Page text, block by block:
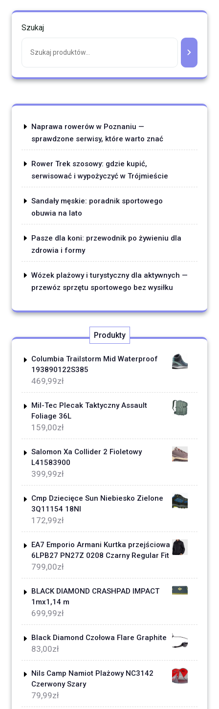
Szukaj
Naprawa rowerów w Poznaniu —
sprawdzone serwisy, które warto znać
Rower Trek szosowy: gdzie kupić,
serwisować i wypożyczyć w Trójmieście
Sandały męskie: poradnik sportowego
obuwia na lato
Pasze dla koni: przewodnik po żywieniu dla
zdrowia i formy
Wózek plażowy i turystyczny dla aktywnych —
przewóz sprzętu sportowego bez wysiłku
Produkty
Columbia Trailstorm Mid Waterproof
193890122S385
469,99zł
Mil-Tec Plecak Taktyczny Assault
Foliage 36L
159,00zł
Salomon Xa Collider 2 Fioletowy
L41583900
399,99zł
Cmp Dziecięce Sun Niebiesko Zielone
3Q11154 18Nl
172,99zł
EA7 Emporio Armani Kurtka przejściowa
6LPB27 PN27Z 0208 Czarny Regular Fit
799,00zł
BLACK DIAMOND CRASHPAD IMPACT
1mx1,14 m
699,99zł
Black Diamond Czołowa Flare Graphite
83,00zł
Nils Camp Namiot Plażowy NC3142
Czerwony Szary
79,99zł